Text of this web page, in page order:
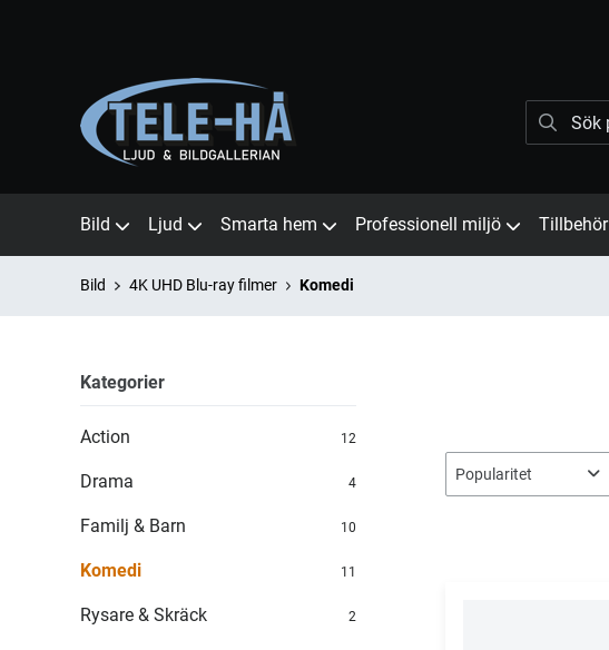
Bild Ljud Smarta hem Professionell miljö Tillbehör
Bild 4K UHD Blu-ray filmer Komedi
Kategorier
Action 12
Drama 4
Familj & Barn 10
Komedi 11
Rysare & Skräck 2